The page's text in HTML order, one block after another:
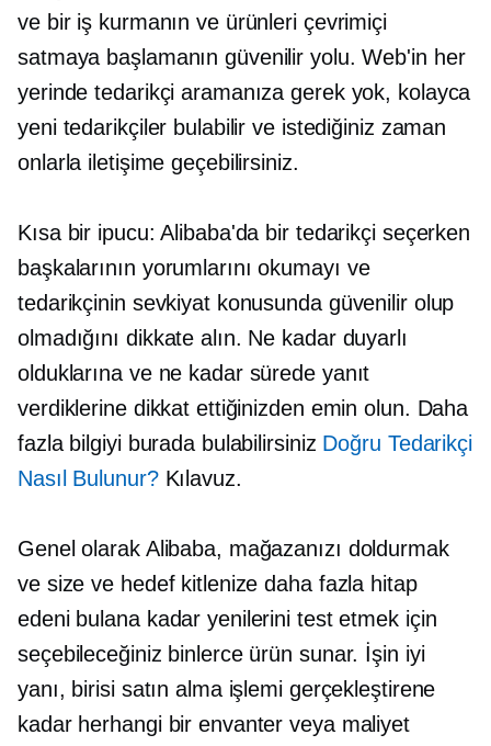
ve bir iş kurmanın ve ürünleri çevrimiçi
satmaya başlamanın güvenilir yolu. Web'in her
yerinde tedarikçi aramanıza gerek yok, kolayca
yeni tedarikçiler bulabilir ve istediğiniz zaman
onlarla iletişime geçebilirsiniz.
Kısa bir ipucu: Alibaba'da bir tedarikçi seçerken
başkalarının yorumlarını okumayı ve
tedarikçinin sevkiyat konusunda güvenilir olup
olmadığını dikkate alın. Ne kadar duyarlı
olduklarına ve ne kadar sürede yanıt
verdiklerine dikkat ettiğinizden emin olun. Daha
fazla bilgiyi burada bulabilirsiniz Doğru Tedarikçi
Nasıl Bulunur?Kılavuz.
Genel olarak Alibaba, mağazanızı doldurmak
ve size ve hedef kitlenize daha fazla hitap
edeni bulana kadar yenilerini test etmek için
seçebileceğiniz binlerce ürün sunar. İşin iyi
yanı, birisi satın alma işlemi gerçekleştirene
kadar herhangi bir envanter veya maliyet